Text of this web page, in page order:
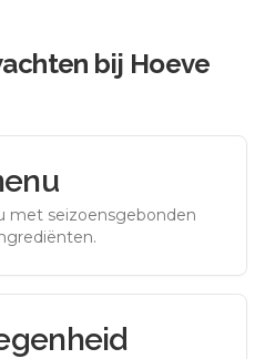
bij Hoeve
met seizoensgebonden